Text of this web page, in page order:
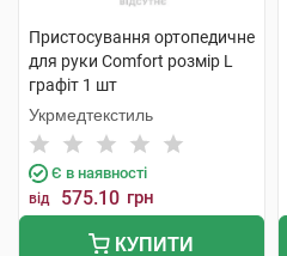
Пристосування ортопедичне
для руки Comfort розмір L
графіт 1 шт
Укрмедтекстиль
Є в наявності
від 575.10 грн
КУПИТИ